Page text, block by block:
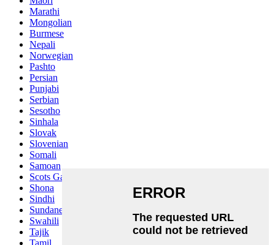
Marathi
Mongolian
Burmese
Nepali
Norwegian
Pashto
Persian
Punjabi
Serbian
Sesotho
Sinhala
Slovak
Slovenian
Somali
Samoan
Scots Gaelic
Shona
Sindhi
Sundanese
Swahili
Tajik
Tamil